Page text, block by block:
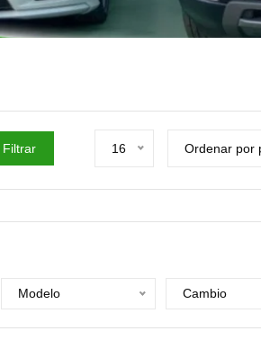
Filtrar 16 Ordenar por
Modelo Cambio